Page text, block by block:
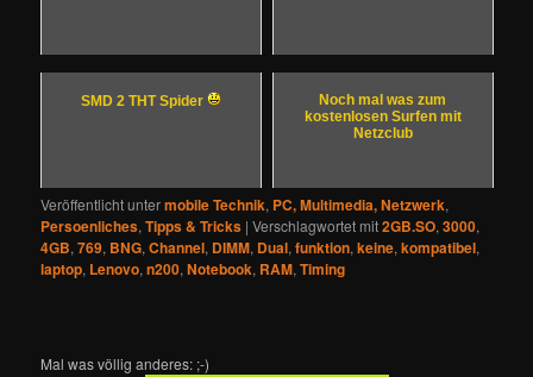
SMD 2 THT Spider
Noch mal was zum
kostenlosen Surfen mit
Netzclub
Veröffentlicht untermobile Technik, PC, Multimedia, Netzwerk,
Persoenliches,Tipps & Tricks |Verschlagwortet mit2GB.SO,3000,
4GB,769, BNG,Channel, DIMM, Dual,funktion,keine,kompatibel,
laptop, Lenovo,n200,Notebook, RAM,Timing
Mal was völlig anderes: ;-)